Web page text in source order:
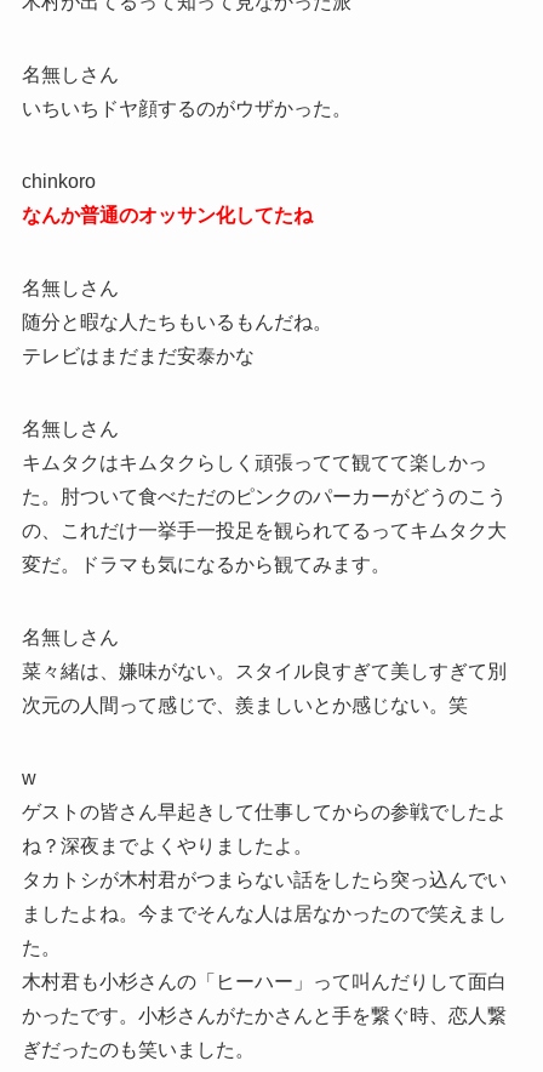
名無しさん
いちいちドヤ顔するのがウザかった。
chinkoro
なんか普通のオッサン化してたね
名無しさん
随分と暇な人たちもいるもんだね。
テレビはまだまだ安泰かな
名無しさん
キムタクはキムタクらしく頑張ってて観てて楽しかっ
た。肘ついて食べただのピンクのパーカーがどうのこう
の、これだけ一挙手一投足を観られてるってキムタク大
変だ。ドラマも気になるから観てみます。
名無しさん
菜々緒は、嫌味がない。スタイル良すぎて美しすぎて別
次元の人間って感じで、羨ましいとか感じない。笑
w
ゲストの皆さん早起きして仕事してからの参戦でしたよ
ね？深夜までよくやりましたよ。
タカトシが木村君がつまらない話をしたら突っ込んでい
ましたよね。今までそんな人は居なかったので笑えまし
た。
木村君も小杉さんの「ヒーハー」って叫んだりして面白
かったです。小杉さんがたかさんと手を繋ぐ時、恋人繋
ぎだったのも笑いました。